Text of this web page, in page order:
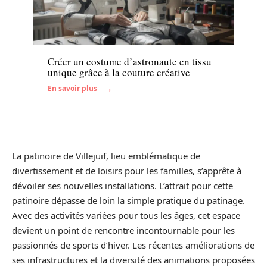
Famille
Créer un costume d’astronaute en tissu
unique grâce à la couture créative
En savoir plus
La patinoire de Villejuif, lieu emblématique de
divertissement et de loisirs pour les familles, s’apprête à
dévoiler ses nouvelles installations. L’attrait pour cette
patinoire dépasse de loin la simple pratique du patinage.
Avec des activités variées pour tous les âges, cet espace
devient un point de rencontre incontournable pour les
passionnés de sports d’hiver. Les récentes améliorations de
ses infrastructures et la diversité des animations proposées